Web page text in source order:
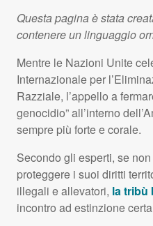
Questa pagina è stata
contenere un linguaggio
Mentre le Nazioni Unite
Internazionale per
Razziale, l’appello a
genocidio” all’interno
sempre più forte e corale.
Secondo gli esperti, se
proteggere i suoi diritti
illegali e allevatori, la tribù
incontro ad estinzione